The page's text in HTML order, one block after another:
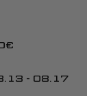
- 08.17